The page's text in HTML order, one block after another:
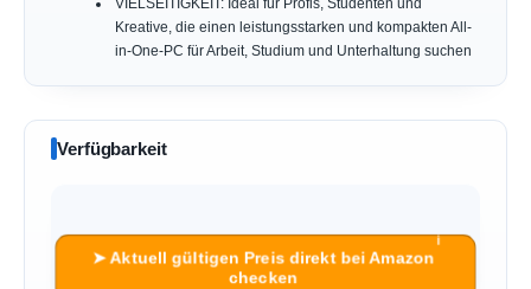
VIELSEITIGKEIT: Ideal für Profis, Studenten und
Kreative, die einen leistungsstarken und kompakten All-
in-One-PC für Arbeit, Studium und Unterhaltung suchen
Verfügbarkeit
➤ Aktuell gültigen Preis direkt bei Amazon
checken
ℹ︎